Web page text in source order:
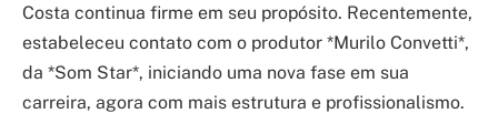
Costa continua firme em seu propósito. Recentemente,
estabeleceu contato com o produtor *Murilo Convetti*,
da *Som Star*, iniciando uma nova fase em sua
carreira, agora com mais estrutura e profissionalismo.